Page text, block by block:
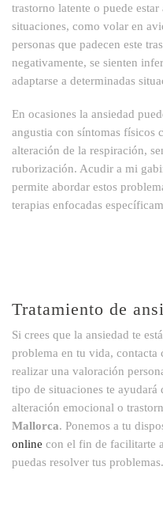
trastorno latente o puede estar
situaciones, como volar en
personas que padecen este
negativamente, se sienten
adaptarse a determinadas
En ocasiones la ansiedad
angustia con síntomas físicos
alteración de la respiración,
ruborización. Acudir a mi
permite abordar estos
terapias enfocadas
Tratamiento de
Si crees que la ansiedad te
problema en tu vida, contacta
realizar una valoración
tipo de situaciones te
alteración emocional o
Mallorca. Ponemos a tu
online con el fin de facilitarte
puedas resolver tus problemas.